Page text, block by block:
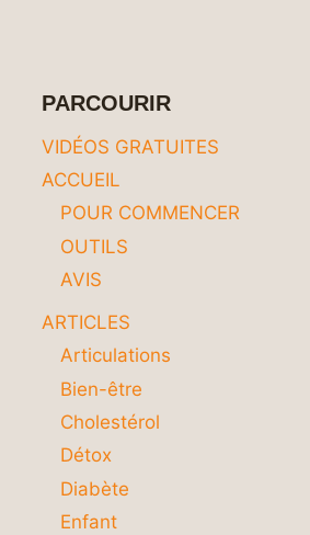
PARCOURIR
VIDÉOS GRATUITES
ACCUEIL
POUR COMMENCER
OUTILS
AVIS
ARTICLES
Articulations
Bien-être
Cholestérol
Détox
Diabète
Enfant